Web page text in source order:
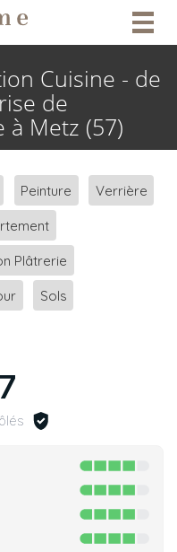
Cuisine - de
de
Metz (57)
Peinture Verrière
Plâtrerie
Sols